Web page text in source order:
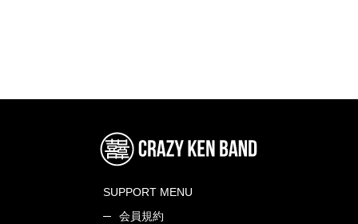
SUPPORT MENU
会員規約